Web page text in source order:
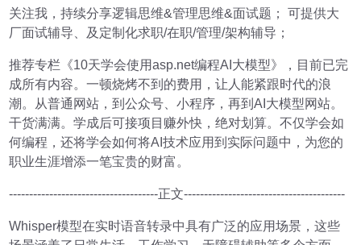
关注我，持续分享逻辑思维&管理思维&面试题； 可提供大
厂面试辅导、及定制化求职/在职/管理/架构辅导；
推荐专栏《10天学会使用asp.net编程AI大模型》，目前已完
成所有内容。一顿烧烤不到的费用，让人能紧跟时代的浪
潮。从普通网站，到公众号、小程序，再到AI大模型网站。
干货满满。学成后可接项目赚外快，绝对划算。不仅学会如
何编程，还将学会如何将AI技术应用到实际问题中，为您的
职业生涯增添一笔宝贵的财富。
-------------------------------------正文----------------------------------------
Whisper模型在实时语音转录中具有广泛的应用场景，这些